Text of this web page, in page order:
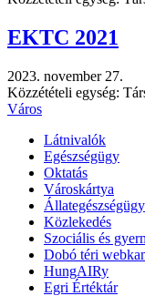
EKTC 2021
2023. november 27.
Közzétételi egység:
Város
Látnivalók
Egészségügy
Oktatás
Városkártya
Állategészségügy
Közlekedés
Szociális és
Dobó téri
HungAIRy
Egri Értéktár